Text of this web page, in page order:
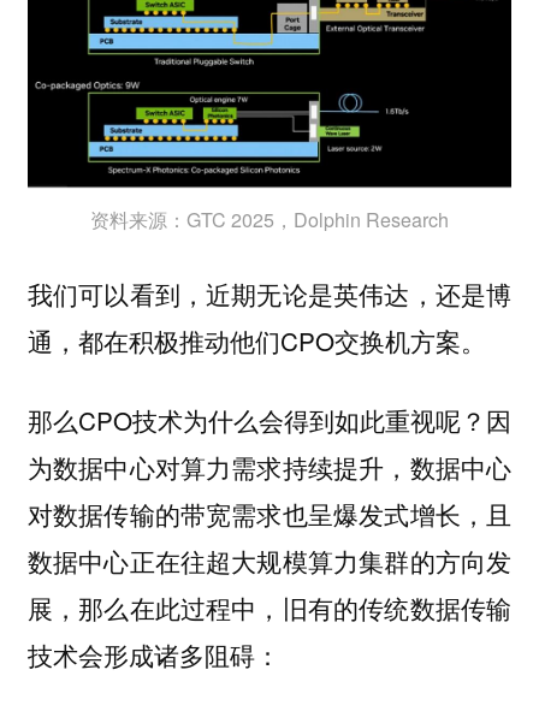
资料来源：GTC 2025，Dolphin Research
我们可以看到，近期无论是英伟达，还是博
通，都在积极推动他们CPO交换机方案。
那么CPO技术为什么会得到如此重视呢？因
为数据中心对算力需求持续提升，数据中心
对数据传输的带宽需求也呈爆发式增长，且
数据中心正在往超大规模算力集群的方向发
展，那么在此过程中，旧有的传统数据传输
技术会形成诸多阻碍：